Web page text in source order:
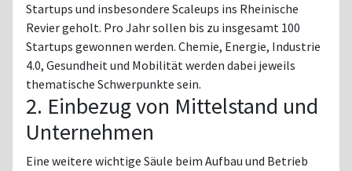
Startups und insbesondere Scaleups ins Rheinische
Revier geholt. Pro Jahr sollen bis zu insgesamt 100
Startups gewonnen werden. Chemie, Energie, Industrie
4.0, Gesundheit und Mobilität werden dabei jeweils
thematische Schwerpunkte sein.
2. Einbezug von Mittelstand und
Unternehmen
Eine weitere wichtige Säule beim Aufbau und Betrieb